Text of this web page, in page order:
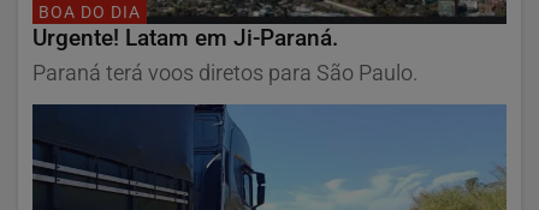
BOA DO DIA
Urgente! Latam em Ji-Paraná.
Paraná terá voos diretos para São Paulo.